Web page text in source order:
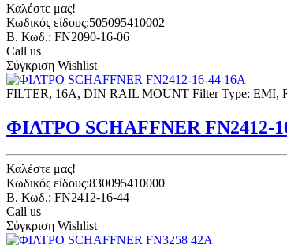
Καλέστε μας!
Κωδικός είδους:505095410002
B. Κωδ.: FN2090-16-06
Call us
Σύγκριση Wishlist
FILTER, 16A, DIN RAIL MOUNT Filter Type: EMI,
ΦΙΛΤΡΟ SCHAFFNER FN2412-
Καλέστε μας!
Κωδικός είδους:830095410000
B. Κωδ.: FN2412-16-44
Call us
Σύγκριση Wishlist